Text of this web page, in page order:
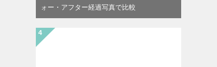
ォー・アフター経過写真で比較